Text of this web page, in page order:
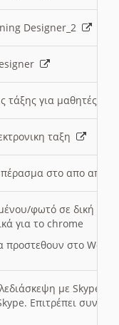
Designer_2
τάξης για μαθητές
ταξη
πέρασμα στο απο
φωτό σε δική
για το chrome
στο Word
με Skype
Επιτρέπει